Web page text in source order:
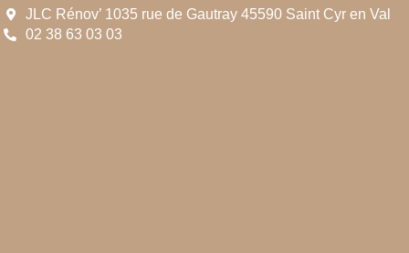
JLC Rénov’ 1035 rue de Gautray 45590 Saint Cyr en Val
02 38 63 03 03